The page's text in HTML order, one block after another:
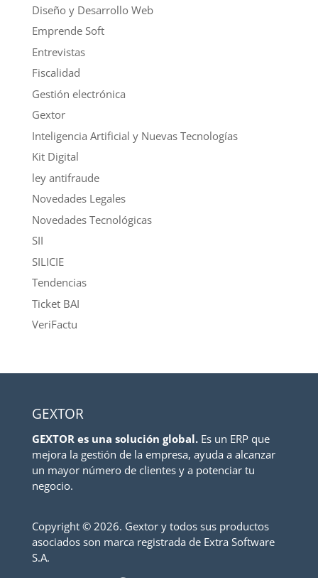
Diseño y Desarrollo Web
Emprende Soft
Entrevistas
Fiscalidad
Gestión electrónica
Gextor
Inteligencia Artificial y Nuevas Tecnologías
Kit Digital
ley antifraude
Novedades Legales
Novedades Tecnológicas
SII
SILICIE
Tendencias
Ticket BAI
VeriFactu
GEXTOR
GEXTOR es una solución global.Es un ERP que
mejora la gestión de la empresa, ayuda a alcanzar
un mayor número de clientes y a potenciar tu
negocio.
Copyright © 2026. Gextor y todos sus productos
asociados son marca registrada de Extra Software
S.A.